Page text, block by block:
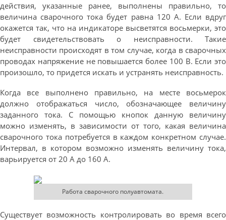
действия, указанные ранее, выполнены правильно, то
величина сварочного тока будет равна 120 А. Если вдруг
окажется так, что на индикаторе высветятся восьмерки, это
будет свидетельствовать о неисправности. Такие
неисправности происходят в том случае, когда в сварочных
проводах напряжение не повышается более 100 В. Если это
произошло, то придется искать и устранять неисправность.
Когда все выполнено правильно, на месте восьмерок
должно отображаться число, обозначающее величину
заданного тока. С помощью кнопок данную величину
можно изменять, в зависимости от того, какая величина
сварочного тока потребуется в каждом конкретном случае.
Интервал, в котором возможно изменять величину тока,
варьируется от 20 А до 160 А.
Работа сварочного полуавтомата.
Существует возможность контролировать во время всего